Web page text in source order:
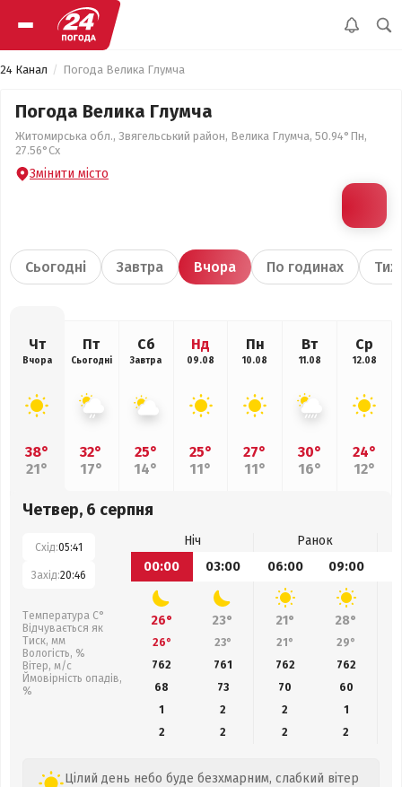
24 Канал Погода Велика Глумча
Погода Велика Глумча
Житомирська обл., Звягельський район, Велика Глумча, 50.94°Пн,
27.56°Сх
Змінити місто
Сьогодні Завтра Вчора По годинах
Чт
Вчора
38°
21°
Пт
Сьогодні
32°
17°
Сб
Завтра
25°
14°
Нд
09.08
25°
11°
Пн
10.08
27°
11°
Вт
11.08
30°
16°
Ср
12.08
24°
12°
Четвер, 6 серпня
Схід:05:41
Захід:20:46
Температура С°
Відчувається як
Тиск, мм
Вологість, %
Вітер, м/с
Ймовірність опадів,
%
Ніч
Ранок
00:00
03:00 06:00 09:00
26° 23° 21° 28°
26° 23° 21° 29°
762
761 762 762
68
73 70 60
1
2 2
1
2
2 2 2
Цілий день небо буде безхмарним, слабкий вітер